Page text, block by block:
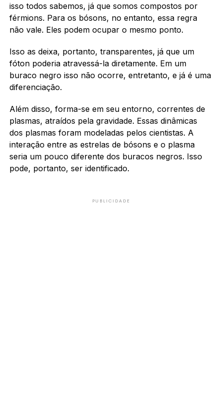
isso todos sabemos, já que somos compostos por
férmions. Para os bósons, no entanto, essa regra
não vale. Eles podem ocupar o mesmo ponto.
Isso as deixa, portanto, transparentes, já que um
fóton poderia atravessá-la diretamente. Em um
buraco negro isso não ocorre, entretanto, e já é uma
diferenciação.
Além disso, forma-se em seu entorno, correntes de
plasmas, atraídos pela gravidade. Essas dinâmicas
dos plasmas foram modeladas pelos cientistas. A
interação entre as estrelas de bósons e o plasma
seria um pouco diferente dos buracos negros. Isso
pode, portanto, ser identificado.
PUBLICIDADE